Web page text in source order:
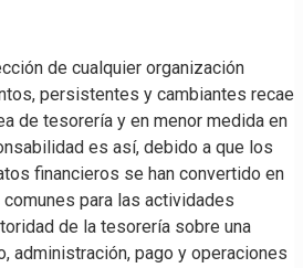
de cualquier organización
persistentes y cambiantes recae
de tesorería y en menor medida en
es así, debido a que los
financieros se han convertido en
para las actividades
de la tesorería sobre una
administración, pago y operaciones